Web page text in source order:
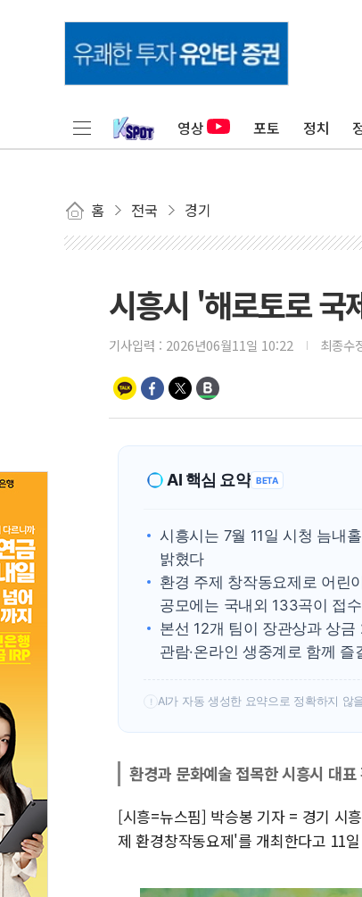
영상 포토 정치
홈 전국 경기
시흥시 '해로토로 국
기사입력 : 2026년06월11일 10:22 최종수
AI 핵심 요약 BETA
시흥시는 7월 11일 시청 늠내
밝혔다
환경 주제 창작동요제로 어린
공모에는 국내외 133곡이 접
본선 12개 팀이 장관상과 상
관람·온라인 생중계로 함께 즐
! AI가 자동 생성한 요약으로 정확하지 않
환경과 문화예술 접목한 시흥시 대
[시흥=뉴스핌] 박승봉 기자 = 경기 시
제 환경창작동요제'를 개최한다고 11